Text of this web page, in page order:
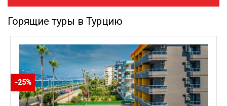
Горящие туры в Турцию
-25%